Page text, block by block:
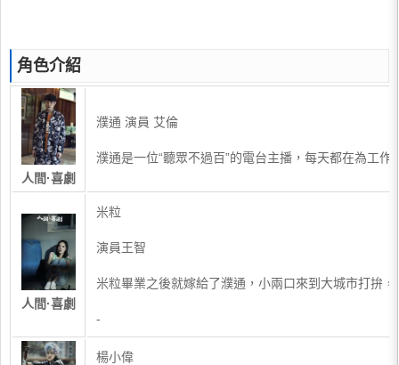
角色介紹
人間·喜劇
濮通 演員 艾倫
濮通是一位“聽眾不過百”的電台主播，每天都在為工
人間·喜劇
米粒
演員王智
米粒畢業之後就嫁給了濮通，小兩口來到大城市打拚
-
楊小偉